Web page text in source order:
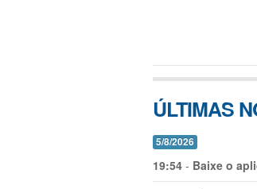
ÚLTIMAS
5/8/2026
19:54 - Baixe o